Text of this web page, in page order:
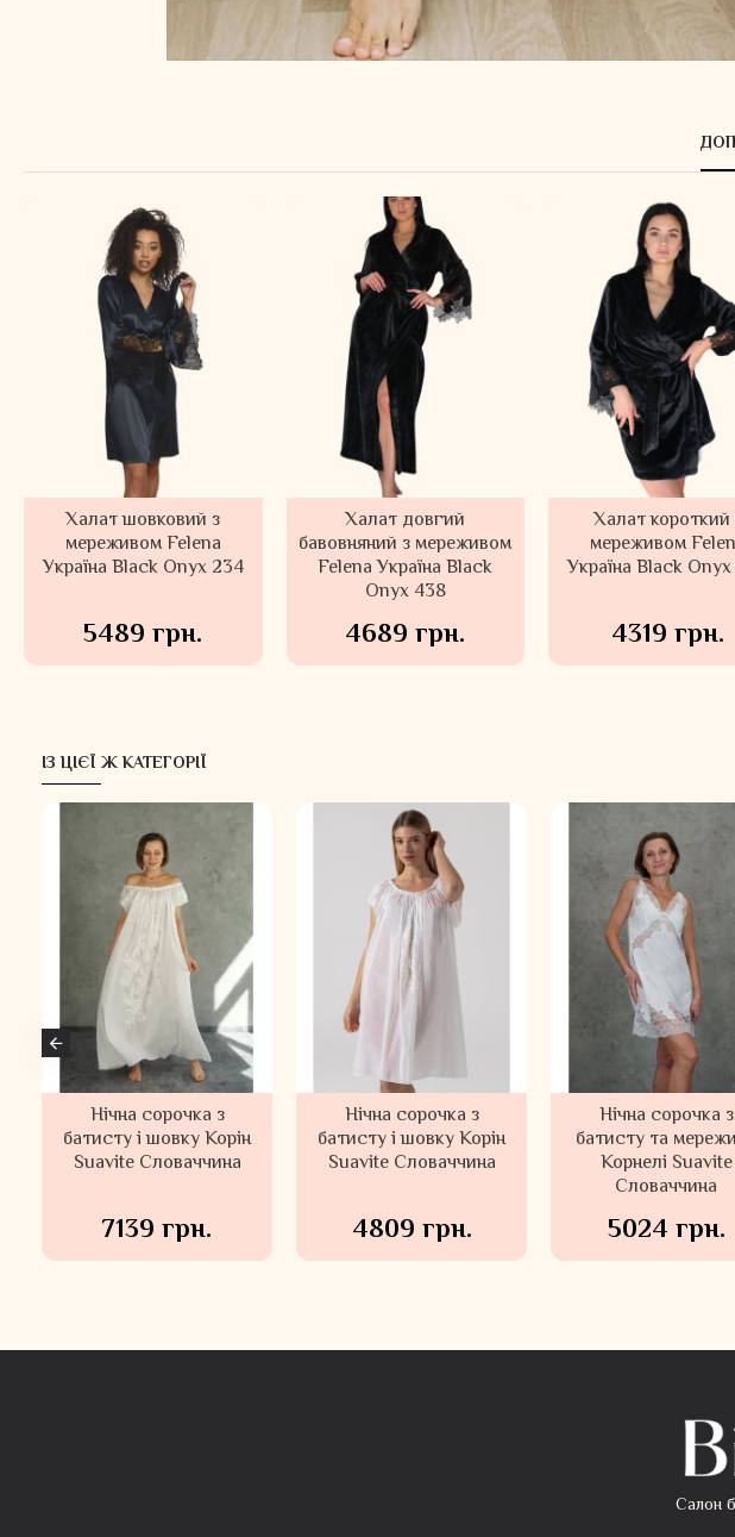
Халат шовковий з
мереживом Felena
Україна Black Onyx 234
5489 грн.
Халат довгий
бавовняний з мереживом
Felena Україна Black
Onyx 438
4689 грн.
Халат короткий
мереживом
Україна Black
4319 грн.
ІЗ ЦІЄЇ Ж КАТЕГОРІЇ
Комбінація з
мереживним
оздобленням JANIRA
2279 грн.
Комбінація міді
довжини JANIRA Іспанія
70338
2334 грн.
Комбінація міні
довжини JANIRA
72317
2279 грн.
Салон